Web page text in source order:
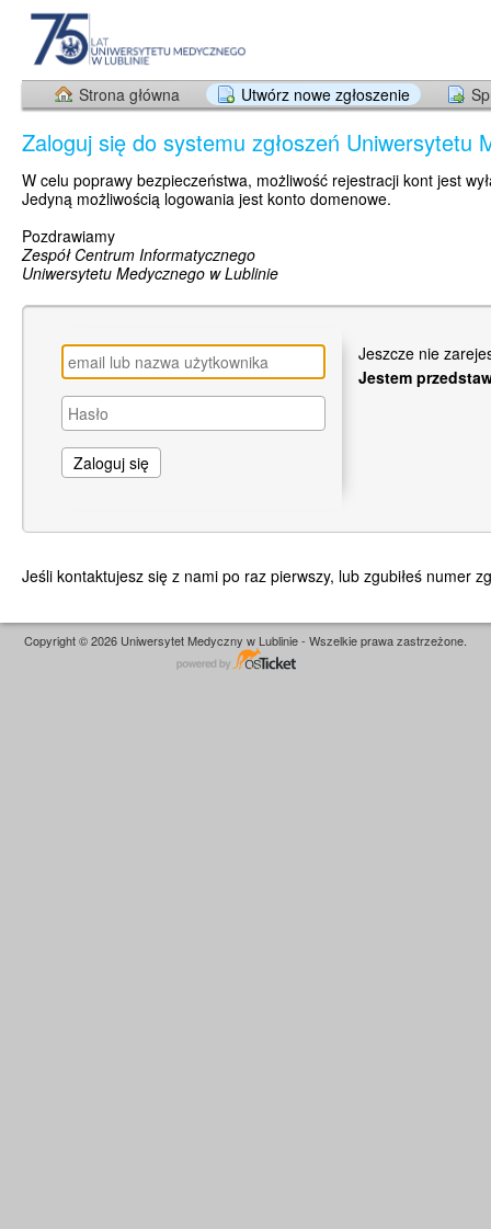
Strona główna Utwórz nowe zgłoszenie
Zaloguj się do systemu zgłoszeń Uniwersytetu
W celu poprawy bezpieczeństwa, możliwość rejestracji kont jest
Jedyną możliwością logowania jest konto domenowe.
Pozdrawiamy
Zespół Centrum Informatycznego
Uniwersytetu Medycznego w Lublinie
Jeszcze nie
Jestem
Jeśli kontaktujesz się z nami po raz pierwszy, lub zgubiłeś numer
Copyright © 2026 Uniwersytet Medyczny w Lublinie - Wszelkie prawa zastrzeżone.